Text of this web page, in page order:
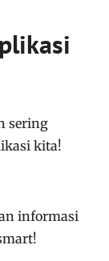
sering
kita!
informasi